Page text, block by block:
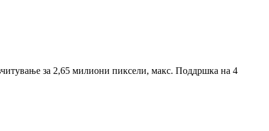
за 2,65 милиони пиксели, макс. Поддршка на 4